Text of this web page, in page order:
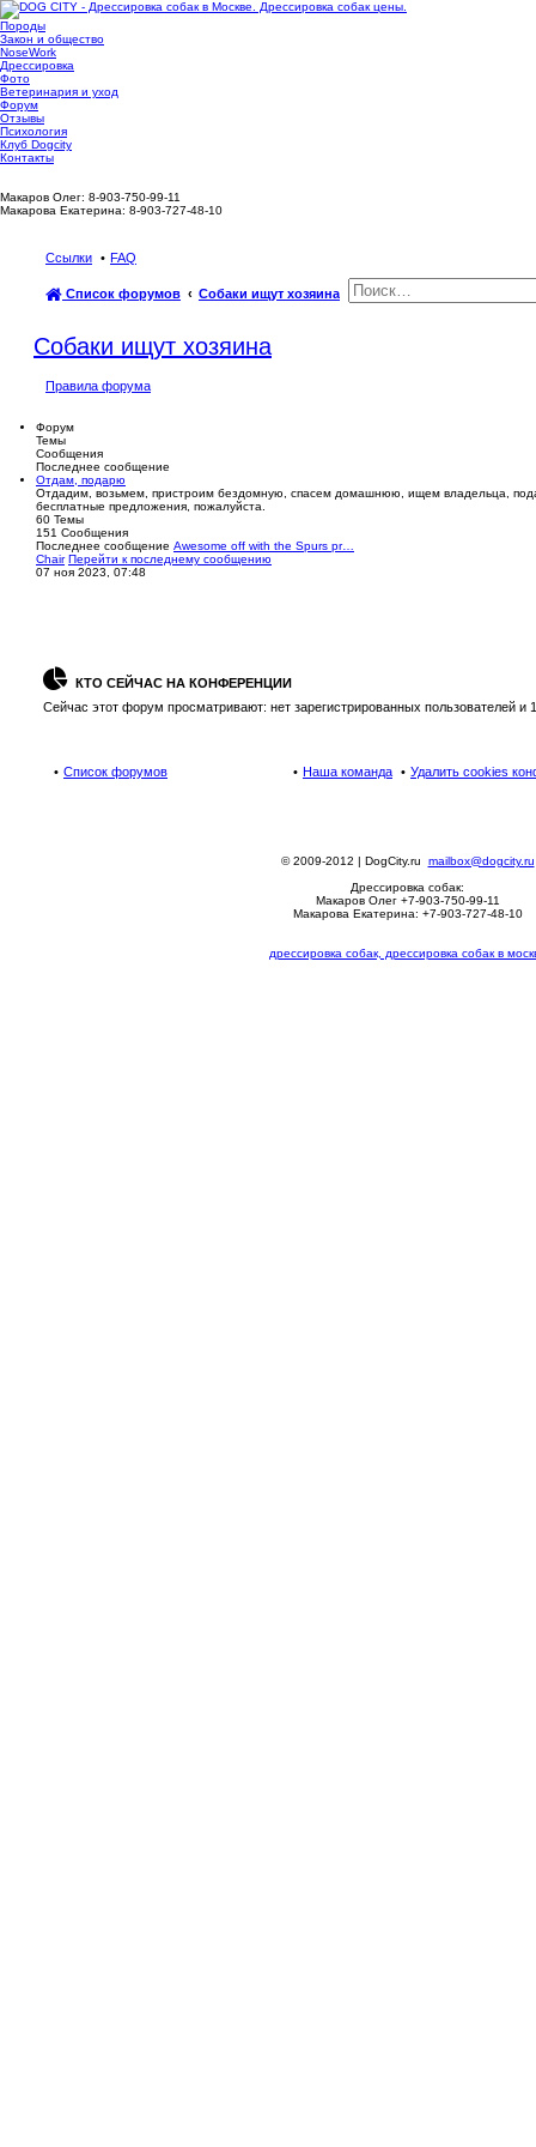
Породы
Закон и общество
NoseWork
Дрессировка
Фото
Ветеринария и уход
Форум
Отзывы
Психология
Клуб Dogcity
Контакты
Макаров Олег: 8-903-750-99-11
Макарова Екатерина: 8-903-727-48-10
Ссылки FAQ
Список форумов Собаки ищут хозяина
Собаки ищут хозяина
Правила форума
Форум
Темы
Сообщения
Последнее сообщение
Отдам, подарю
Отдадим, возьмем, пристроим бездомную, спасем домашнюю, ищем владельца,
бесплатные предложения, пожалуйста.
60 Темы
151 Сообщения
Последнее сообщение Awesome off with the Spurs pr…
Chair Перейти к последнему сообщению
07 ноя 2023, 07:48
КТО СЕЙЧАС НА КОНФЕРЕНЦИИ
Сейчас этот форум просматривают: нет зарегистрированных пользователей и
Список форумов Удалить cookies
Наша команда
© 2009-2012 | DogCity.ru mailbox@dogcity.ru
Дрессировка собак:
Макаров Олег +7-903-750-99-11
Макарова Екатерина: +7-903-727-48-10
дрессировка собак, дрессировка собак в